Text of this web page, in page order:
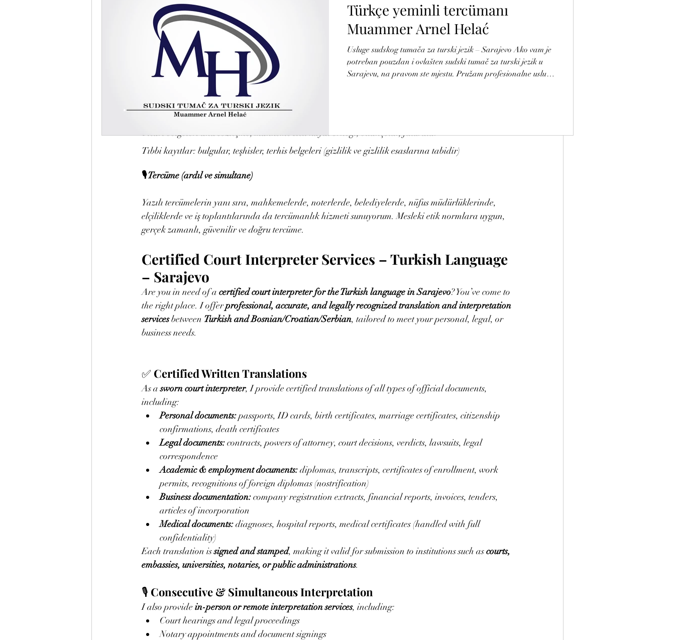
✅ Yeminli Tercüme Hizmetleri
Türkçe dilinde yetkili mahkeme tercümanı olarak, aşağıdaki belge türlerinin tercüme ve tasdik
işlemlerini gerçekleştiriyorum:
Kişisel belgeler: pasaport, kimlik kartı, doğum belgesi, vatandaşlık belgesi, evlilik cüzdanı, ölüm
belgesi
Hukuki belgeler: sözleşmeler, vekaletnameler, mahkeme kararları, kararlar, davalar ve temyizler
Öğrenim veya iş belgeleri: diplomalar, sertifikalar, öğrenim belgeleri, nafaka
Ticari belgeler: ana sözleşme, mahkeme sicil kaydı örneği, bilançolar, faturalar
Tıbbi kayıtlar: bulgular, teşhisler, terhis belgeleri (gizlilik ve gizlilik esaslarına tabidir)
🎙️ Tercüme (ardıl ve simultane)
Yazılı tercümelerin yanı sıra, mahkemelerde, noterlerde, belediyelerde, nüfus müdürlüklerinde,
elçiliklerde ve iş toplantılarında da tercümanlık hizmeti sunuyorum. Mesleki etik normlara uygun,
gerçek zamanlı, güvenilir ve doğru tercüme.
Certified Court Interpreter Services – Turkish Language
– Sarajevo
Are you in need of a certified court interpreter for the Turkish language in Sarajevo? You’ve come to
the right place. I offer professional, accurate, and legally recognized translation and interpretation
services between Turkish and Bosnian/Croatian/Serbian, tailored to meet your personal, legal, or
business needs.
✅ Certified Written Translations
As a sworn court interpreter, I provide certified translations of all types of official documents,
including:
Personal documents: passports, ID cards, birth certificates, marriage certificates, citizenship
confirmations, death certificates
Legal documents: contracts, powers of attorney, court decisions, verdicts, lawsuits, legal
correspondence
Academic & employment documents: diplomas, transcripts, certificates of enrollment, work
permits, recognitions of foreign diplomas (nostrification)
Business documentation: company registration extracts, financial reports, invoices, tenders,
articles of incorporation
Medical documents: diagnoses, hospital reports, medical certificates (handled with full
confidentiality)
Each translation is signed and stamped, making it valid for submission to institutions such as courts,
embassies, universities, notaries, or public administrations.
🎙️ Consecutive & Simultaneous Interpretation
I also provide in-person or remote interpretation services, including:
Court hearings and legal proceedings
Notary appointments and document signings
Türkçe yeminli tercümanı
Muammer Arnel Helać
Usluge sudskog tumača za turski jezik – Sarajevo Ako vam je
potreban pouzdan i ovlašten sudski tumač za turski jezik u
Sarajevu, na pravom ste mjestu. Pružam profesionalne usluge